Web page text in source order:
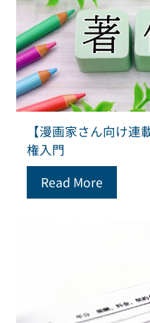
【漫画家さん向け
権入門
Read More